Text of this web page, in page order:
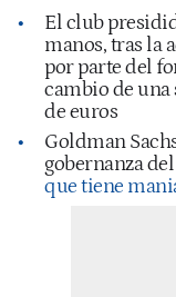
El club
manos, tras la
por parte del
cambio de
de euros
Goldman
gobernanza
que tiene